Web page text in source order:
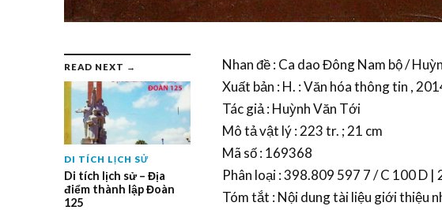
READ NEXT →
DI TÍCH LỊCH SỬ
Di tích lịch sử – Địa
điểm thành lập Đoàn
125
Nhan đề : Ca dao Đông Nam bộ /
Xuất bản : H. : Văn hóa thông tin ,
Tác giả : Huỳnh Văn Tới
Mô tả vật lý : 223 tr. ; 21 cm
Mã số : 169368
Phân loại : 398.809 597 7 / C 100 D |
Tóm tắt : Nội dung tài liệu giới thiệu